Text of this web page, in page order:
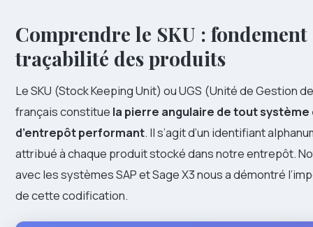
Comprendre le SKU : fondement
traçabilité des produits
Le SKU (Stock Keeping Unit) ou UGS (Unité de Gestion
français constitue la pierre angulaire de tout
d’entrepôt performant. Il s’agit d’un identifiant
attribué à chaque produit stocké dans notre entrepôt.
avec les systèmes SAP et Sage X3 nous a démontré
de cette codification.